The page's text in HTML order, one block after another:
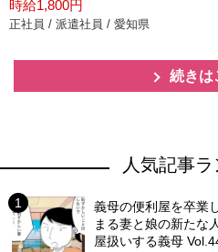
時給1,800円
正社員 / 派遣社員 / 愛知県
続きは
人気記事
義母の便利屋を卒業
まる妻と娘の新たな
屋扱いする義母